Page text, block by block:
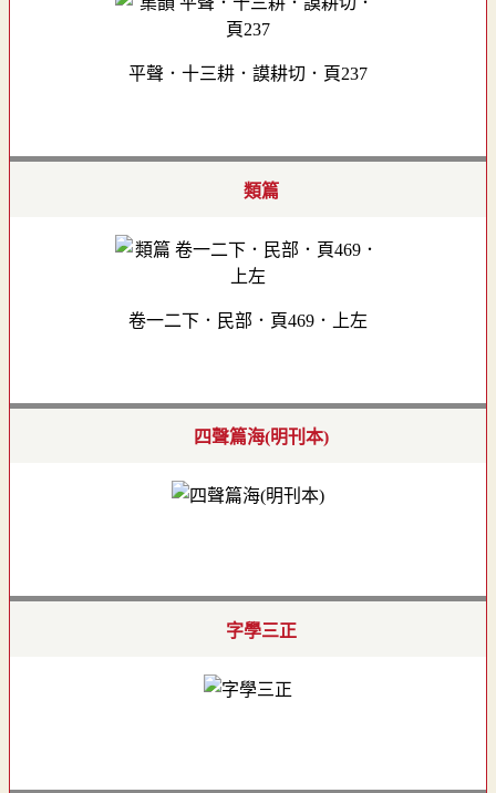
平聲．十三耕．謨耕切．頁237
類篇
卷一二下．民部．頁469．上左
四聲篇海(明刊本)
字學三正